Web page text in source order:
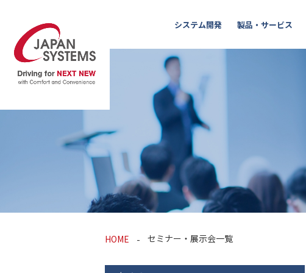
システム開発 製品・サービス
HOME セミナー・展示会一覧